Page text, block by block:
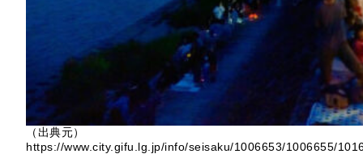
（出典元）
https://www.city.gifu.lg.jp/info/seisaku/1006653/1006655/